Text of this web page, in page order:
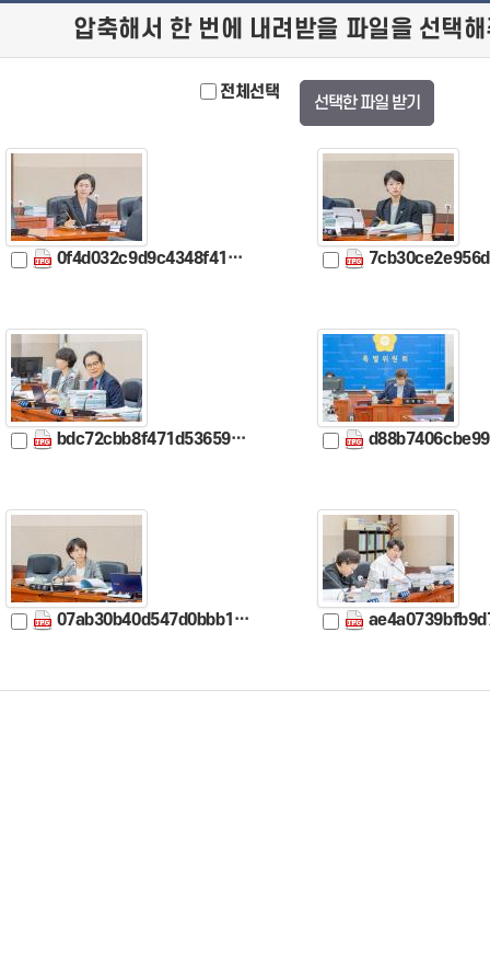
압축해서 한 번에 내려받을 파일을 선택
전체선택
선택한 파일 받기
0f4d032c9d9c4348f41b2a0c5e6e9e229fcbb89d68381a3f65a2b3eb5cce37e5.jpg
bdc72cbb8f471d536597f262aeb90febe6ef8ecccc6efbfa20e1992ab0f6ed7f.jpg
07ab30b40d547d0bbb17f69e91117de55e5f5a25e3b105f661971b790fbcf53b.jpg